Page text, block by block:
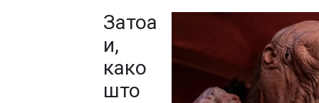
Затоа
и,
како
што